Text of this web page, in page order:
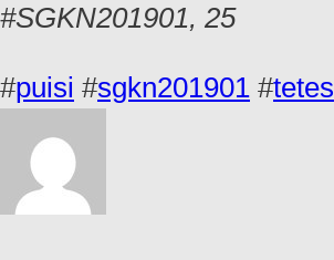
#SGKN201901, 25
#puisi #sgkn201901 #tetes